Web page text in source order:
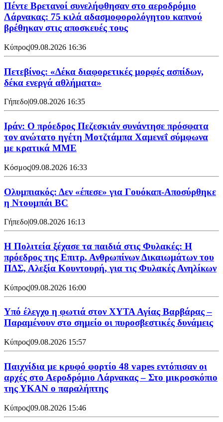
Πέντε Βρετανοί συνελήφθησαν στο αεροδρόμιο
Λάρνακας: 75 κιλά αδασμοφορολόγητου καπνού
βρέθηκαν στις αποσκευές τους
Κύπρος|09.08.2026 16:36
Πετεβίνος: «Δέκα διαφορετικές μορφές ασπίδων,
δέκα ενεργά αθλήματα»
Γήπεδο|09.08.2026 16:35
Ιράν: Ο πρόεδρος Πεζεσκιάν συνάντησε πρόσφατα
τον ανώτατο ηγέτη Μοτζτάμπα Χαμενεΐ σύμφωνα
με κρατικά ΜΜΕ
Κόσμος|09.08.2026 16:33
Ολυμπιακός: Δεν «έπεσε» για Γουόκαπ-Αποσύρθηκε
η Ντουμπάι BC
Γήπεδο|09.08.2026 16:13
Η Πολιτεία ξέχασε τα παιδιά στις Φυλακές: Η
πρόεδρος της Επιτρ. Ανθρωπίνων Δικαιωμάτων του
ΠΔΣ, Αλεξία Κουντουρή, για τις Φυλακές Ανηλίκων
Κύπρος|09.08.2026 16:00
Υπό έλεγχο η φωτιά στον ΧΥΤΑ Αγίας Βαρβάρας –
Παραμένουν στο σημείο οι πυροσβεστικές δυνάμεις
Κύπρος|09.08.2026 15:57
Παιχνίδια με κρυφό φορτίο 48 vapes εντόπισαν οι
αρχές στο Αεροδρόμιο Λάρνακας – Στο μικροσκόπιο
της ΥΚΑΝ ο παραλήπτης
Κύπρος|09.08.2026 15:46